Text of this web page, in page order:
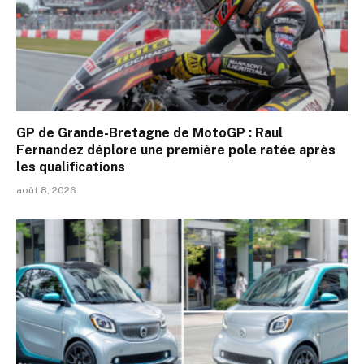
GP de Grande-Bretagne de MotoGP : Raul
Fernandez déplore une première pole ratée après
les qualifications
août 8, 2026